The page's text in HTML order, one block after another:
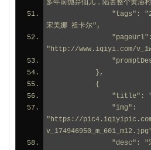
多年前抛弃仙儿，陷害整个黄庙
宋美娜 祖卡尔",
"http://www.iqiyi.com/
            },
            {
"https://pic4.iqiyipic.com/